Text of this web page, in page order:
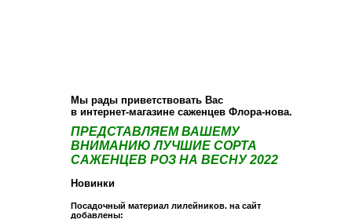
Мы рады приветствовать Вас
в интернет-магазине саженцев Флора-нова.
ПРЕДСТАВЛЯЕМ ВАШЕМУ
ВНИМАНИЮ ЛУЧШИЕ СОРТА
САЖЕНЦЕВ РОЗ НА ВЕСНУ 2022
Новинки
Посадочный материал лилейников. на сайт
добавлены: